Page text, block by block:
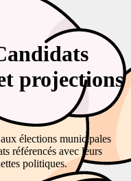
projections
élections municipales
référencés avec leurs
politiques.